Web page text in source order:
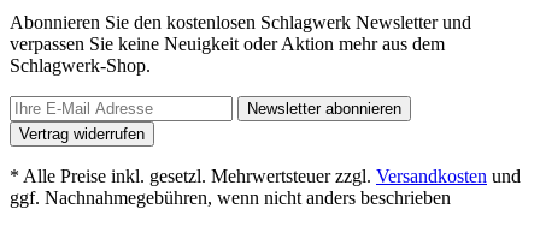
Abonnieren Sie den kostenlosen Schlagwerk Newsletter und
verpassen Sie keine Neuigkeit oder Aktion mehr aus dem
Schlagwerk-Shop.
Newsletter abonnieren
Vertrag widerrufen
* Alle Preise inkl. gesetzl. Mehrwertsteuer zzgl. Versandkosten und
ggf. Nachnahmegebühren, wenn nicht anders beschrieben